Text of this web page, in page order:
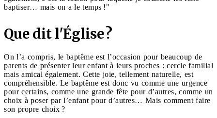
baptiser… mais on a le temps !"
Que dit l'Église ?
On l’a compris, le baptême est l’occasion pour beaucoup de
parents de présenter leur enfant à leurs proches : cercle familial
mais amical également. Cette joie, tellement naturelle, est
compréhensible. Le baptême est donc vu comme une urgence
pour certains, comme une grande fête pour d’autres, comme un
choix à poser par l’enfant pour d’autres… Mais comment faire
son propre choix ?